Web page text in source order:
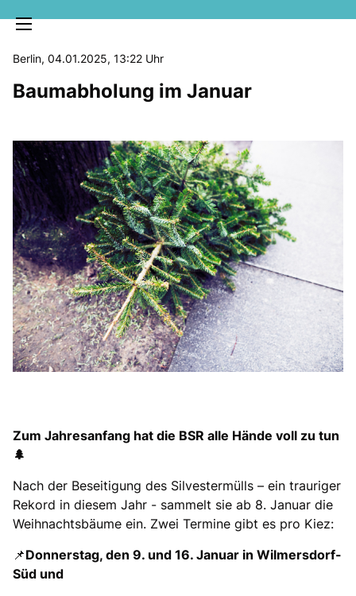
MELDUNGEN
SOZIALE MEDIEN
KLARTEXT
Berlin, 04.01.2025, 13:22 Uhr
Baumabholung im Januar
Zum Jahresanfang hat die BSR alle Hände voll zu tun
🌲
Nach der Beseitigung des Silvestermülls – ein trauriger
Rekord in diesem Jahr - sammelt sie ab 8. Januar die
Weihnachtsbäume ein. Zwei Termine gibt es pro Kiez:
📌Donnerstag, den 9. und 16. Januar in Wilmersdorf-
Süd und